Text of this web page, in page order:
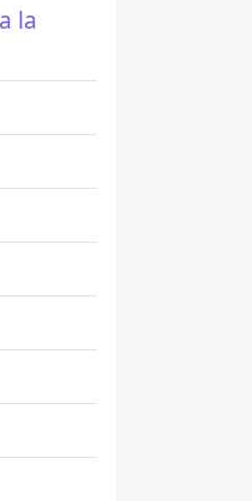
la